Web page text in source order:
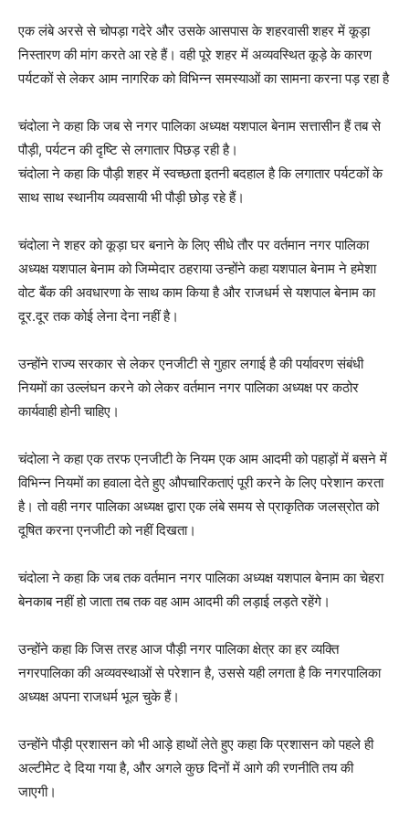
एक लंबे अरसे से चोपड़ा गदेरे और उसके आसपास के शहरवासी शहर में कूड़ा
निस्तारण की मांग करते आ रहे हैं। वही पूरे शहर में अव्यवस्थित कूड़े के कारण
पर्यटकों से लेकर आम नागरिक को विभिन्न समस्याओं का सामना करना पड़ रहा है
चंदोला ने कहा कि जब से नगर पालिका अध्यक्ष यशपाल बेनाम सत्तासीन हैं तब से
पौड़ी, पर्यटन की दृष्टि से लगातार पिछड़ रही है।
चंदोला ने कहा कि पौड़ी शहर में स्वच्छता इतनी बदहाल है कि लगातार पर्यटकों के
साथ साथ स्थानीय व्यवसायी भी पौड़ी छोड़ रहे हैं।
चंदोला ने शहर को कूड़ा घर बनाने के लिए सीधे तौर पर वर्तमान नगर पालिका
अध्यक्ष यशपाल बेनाम को जिम्मेदार ठहराया उन्होंने कहा यशपाल बेनाम ने हमेशा
वोट बैंक की अवधारणा के साथ काम किया है और राजधर्म से यशपाल बेनाम का
दूर.दूर तक कोई लेना देना नहीं है।
उन्होंने राज्य सरकार से लेकर एनजीटी से गुहार लगाई है की पर्यावरण संबंधी
नियमों का उल्लंघन करने को लेकर वर्तमान नगर पालिका अध्यक्ष पर कठोर
कार्यवाही होनी चाहिए।
चंदोला ने कहा एक तरफ एनजीटी के नियम एक आम आदमी को पहाड़ों में बसने में
विभिन्न नियमों का हवाला देते हुए औपचारिकताएं पूरी करने के लिए परेशान करता
है। तो वही नगर पालिका अध्यक्ष द्वारा एक लंबे समय से प्राकृतिक जलस्रोत को
दूषित करना एनजीटी को नहीं दिखता।
चंदोला ने कहा कि जब तक वर्तमान नगर पालिका अध्यक्ष यशपाल बेनाम का चेहरा
बेनकाब नहीं हो जाता तब तक वह आम आदमी की लड़ाई लड़ते रहेंगे।
उन्होंने कहा कि जिस तरह आज पौड़ी नगर पालिका क्षेत्र का हर व्यक्ति
नगरपालिका की अव्यवस्थाओं से परेशान है, उससे यही लगता है कि नगरपालिका
अध्यक्ष अपना राजधर्म भूल चुके हैं।
उन्होंने पौड़ी प्रशासन को भी आड़े हाथों लेते हुए कहा कि प्रशासन को पहले ही
अल्टीमेट दे दिया गया है, और अगले कुछ दिनों में आगे की रणनीति तय की
जाएगी।